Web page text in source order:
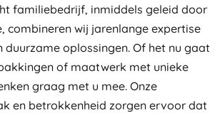
familiebedrijf, inmiddels geleid door
combineren wij jarenlange expertise
duurzame oplossingen. Of het nu gaat
of maatwerk met unieke
graag met u mee. Onze
en betrokkenheid zorgen ervoor dat